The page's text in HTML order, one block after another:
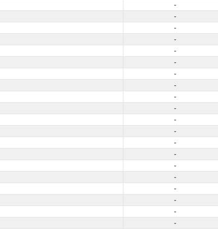
-
-
-
-
-
-
-
-
-
-
-
-
-
-
-
-
-
-
-
-